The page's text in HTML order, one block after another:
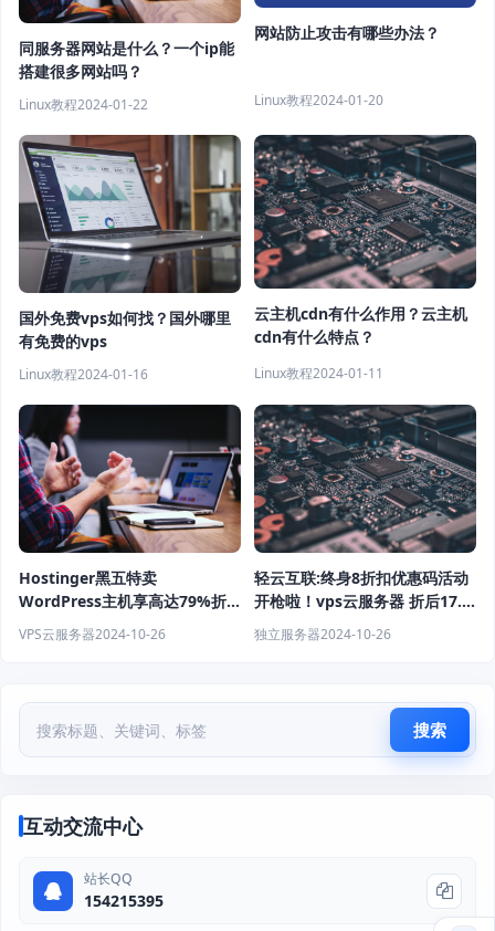
同服务器网站是什么？一个ip能
搭建很多网站吗？
Linux教程2024-01-22
网站防止攻击有哪些办法？
Linux教程2024-01-20
国外免费vps如何找？国外哪里
有免费的vps
Linux教程2024-01-16
云主机cdn有什么作用？云主机
cdn有什么特点？
Linux教程2024-01-11
Hostinger黑五特卖
WordPress主机享高达79%折
扣 仅$2.49/月+3个月免费赠期
VPS云服务器2024-10-26
轻云互联:终身8折扣优惠码活动
开枪啦！vps云服务器 折后17.6
元/月起！流量无限爽到飞起！
独立服务器2024-10-26
搜索
互动交流中心
站长QQ
154215395